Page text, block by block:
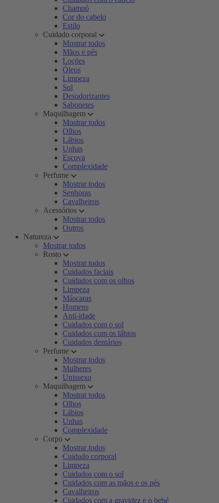
Champô
Cor do cabelo
Estilo
Cuidado corporal
Mostrar todos
Mãos e pés
Loções
Óleos
Limpeza
Sol
Desodorizantes
Sabonetes
Maquilhagem
Mostrar todos
Olhos
Lábios
Unhas
Escova
Complexidade
Perfume
Mostrar todos
Senhoras
Cavalheiros
Acessórios
Mostrar todos
Outros
Natureza
Mostrar todos
Rosto
Mostrar todos
Cuidados faciais
Cuidados com os olhos
Limpeza
Máscaras
Homens
Anti-idade
Cuidados com o sol
Cuidados com os lábios
Cuidados dentários
Perfume
Mostrar todos
Mulheres
Unissexo
Maquilhagem
Mostrar todos
Olhos
Lábios
Unhas
Complexidade
Corpo
Mostrar todos
Cuidado corporal
Limpeza
Cuidados com o sol
Cuidados com as mãos e os pés
Cavalheiros
Cuidados com a gravidez e o bebé